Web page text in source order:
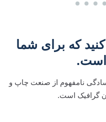
که برای شما
نامفهوم از صنعت چاپ و
گرافیک است.